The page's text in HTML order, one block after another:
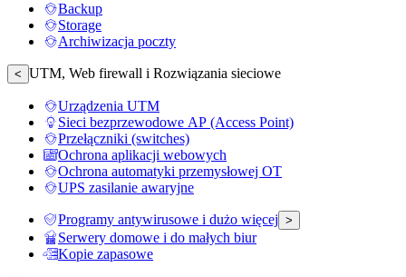
Backup
Storage
Archiwizacja poczty
< UTM, Web firewall i Rozwiązania sieciowe
Urządzenia UTM
Sieci bezprzewodowe AP (Access Point)
Przełączniki (switches)
Ochrona aplikacji webowych
Ochrona automatyki przemysłowej OT
UPS zasilanie awaryjne
Programy antywirusowe i dużo więcej >
Serwery domowe i do małych biur
Kopie zapasowe